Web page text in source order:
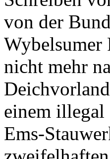
von der
Wybelsumer
nicht mehr
einem illegal
Ems-